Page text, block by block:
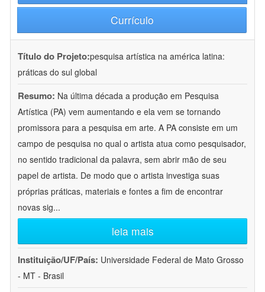
Currículo
Título do Projeto:pesquisa artística na américa latina:
práticas do sul global
Resumo: Na última década a produção em Pesquisa
Artística (PA) vem aumentando e ela vem se tornando
promissora para a pesquisa em arte. A PA consiste em um
campo de pesquisa no qual o artista atua como pesquisador,
no sentido tradicional da palavra, sem abrir mão de seu
papel de artista. De modo que o artista investiga suas
próprias práticas, materiais e fontes a fim de encontrar
novas sig...
leia mais
Instituição/UF/País: Universidade Federal de Mato Grosso
- MT - Brasil